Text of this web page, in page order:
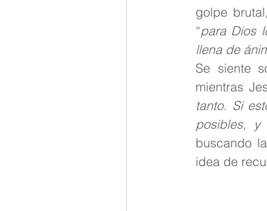
golpe
“para Dios
llena de
Se siente
mientras
tanto. Si
posibles,
buscando
idea de